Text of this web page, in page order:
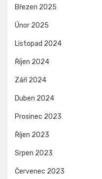
Březen 2025
Únor 2025
Listopad 2024
Říjen 2024
Září 2024
Duben 2024
Prosinec 2023
Říjen 2023
Srpen 2023
Červenec 2023